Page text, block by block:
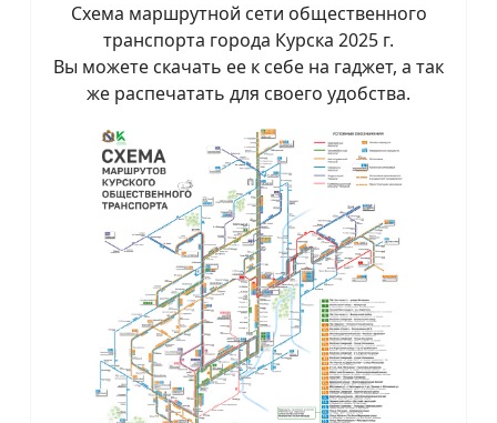
Схема маршрутной сети общественного
транспорта города Курска 2025 г.
Вы можете скачать ее к себе на гаджет, а так
же распечатать для своего удобства.